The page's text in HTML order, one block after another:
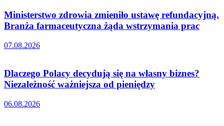
Ministerstwo zdrowia zmieniło ustawę refundacyjną.
Branża farmaceutyczna żąda wstrzymania prac
07.08.2026
Dlaczego Polacy decydują się na własny biznes?
Niezależność ważniejsza od pieniędzy
06.08.2026